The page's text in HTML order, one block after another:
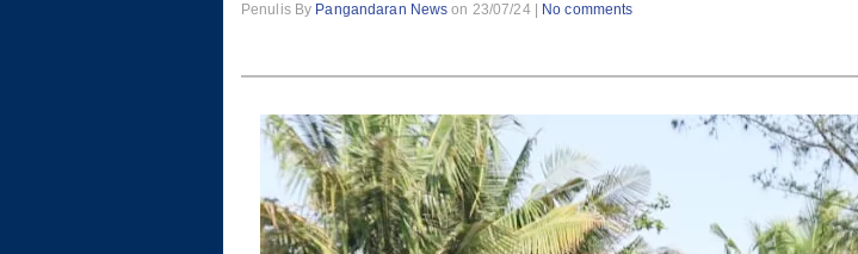
Penulis By Pangandaran News on 23/07/24 | No comments